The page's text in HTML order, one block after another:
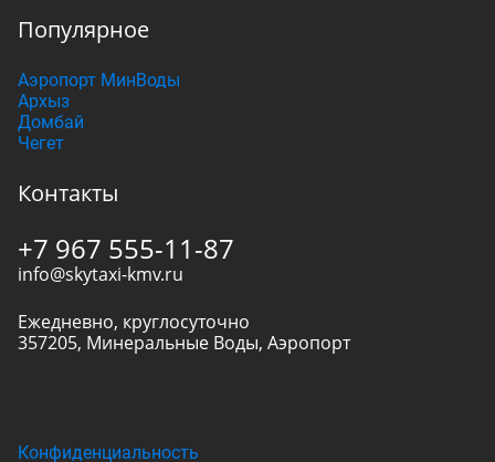
Популярное
Аэропорт МинВоды
Архыз
Домбай
Чегет
Контакты
+7 967 555-11-87
info@skytaxi-kmv.ru
Ежедневно, круглосуточно
357205, Минеральные Воды, Аэропорт
Конфиденциальность